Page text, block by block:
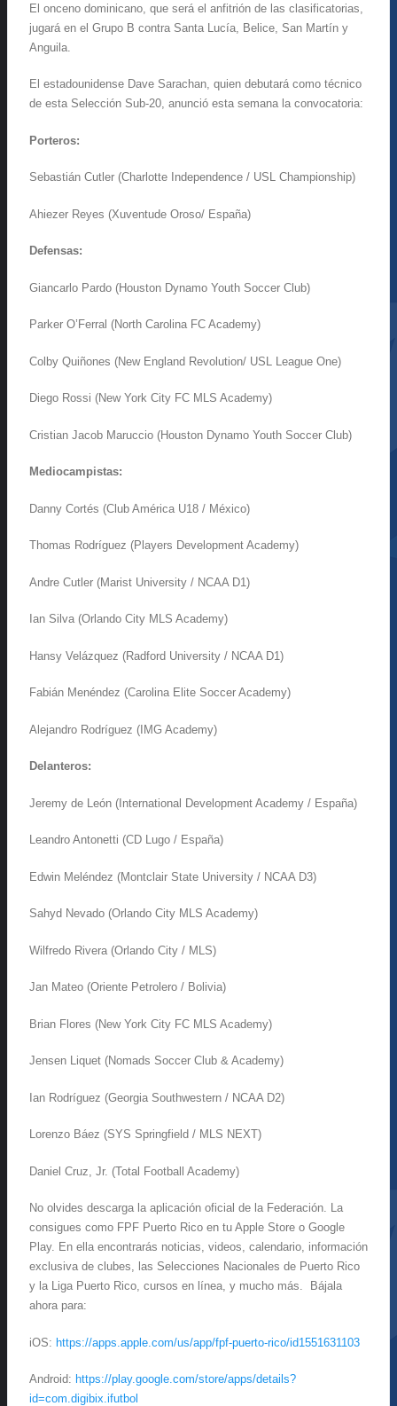
El onceno dominicano, que será el anfitrión de las clasificatorias,
jugará en el Grupo B contra Santa Lucía, Belice, San Martín y
Anguila.
El estadounidense Dave Sarachan, quien debutará como técnico
de esta Selección Sub-20, anunció esta semana la convocatoria:
Porteros:
Sebastián Cutler (Charlotte Independence / USL Championship)
Ahiezer Reyes (Xuventude Oroso/ España)
Defensas:
Giancarlo Pardo (Houston Dynamo Youth Soccer Club)
Parker O’Ferral (North Carolina FC Academy)
Colby Quiñones (New England Revolution/ USL League One)
Diego Rossi (New York City FC MLS Academy)
Cristian Jacob Maruccio (Houston Dynamo Youth Soccer Club)
Mediocampistas:
Danny Cortés (Club América U18 / México)
Thomas Rodríguez (Players Development Academy)
Andre Cutler (Marist University / NCAA D1)
Ian Silva (Orlando City MLS Academy)
Hansy Velázquez (Radford University / NCAA D1)
Fabián Menéndez (Carolina Elite Soccer Academy)
Alejandro Rodríguez (IMG Academy)
Delanteros:
Jeremy de León (International Development Academy / España)
Leandro Antonetti (CD Lugo / España)
Edwin Meléndez (Montclair State University / NCAA D3)
Sahyd Nevado (Orlando City MLS Academy)
Wilfredo Rivera (Orlando City / MLS)
Jan Mateo (Oriente Petrolero / Bolivia)
Brian Flores (New York City FC MLS Academy)
Jensen Liquet (Nomads Soccer Club & Academy)
Ian Rodríguez (Georgia Southwestern / NCAA D2)
Lorenzo Báez (SYS Springfield / MLS NEXT)
Daniel Cruz, Jr. (Total Football Academy)
No olvides descarga la aplicación oficial de la Federación. La
consigues como FPF Puerto Rico en tu Apple Store o Google
Play. En ella encontrarás noticias, videos, calendario, información
exclusiva de clubes, las Selecciones Nacionales de Puerto Rico
y la Liga Puerto Rico, cursos en línea, y mucho más. Bájala
ahora para:
iOS: https://apps.apple.com/us/app/fpf-puerto-rico/id1551631103
Android: https://play.google.com/store/apps/details?
id=com.digibix.ifutbol